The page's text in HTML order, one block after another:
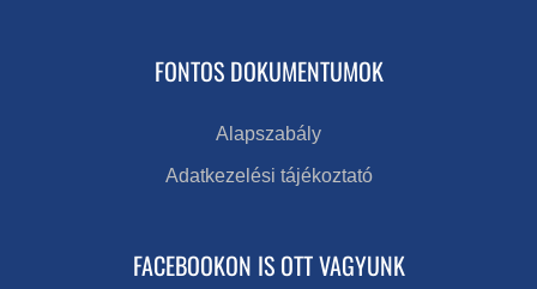
FONTOS DOKUMENTUMOK
Alapszabály
Adatkezelési tájékoztató
FACEBOOKON IS OTT VAGYUNK